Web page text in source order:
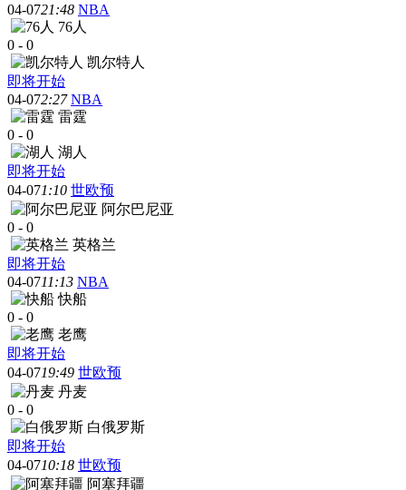
04-0721:48 NBA
76人
0 - 0
凯尔特人
即将开始
04-072:27 NBA
雷霆
0 - 0
湖人
即将开始
04-071:10 世欧预
阿尔巴尼亚
0 - 0
英格兰
即将开始
04-0711:13 NBA
快船
0 - 0
老鹰
即将开始
04-0719:49 世欧预
丹麦
0 - 0
白俄罗斯
即将开始
04-0710:18 世欧预
阿塞拜疆